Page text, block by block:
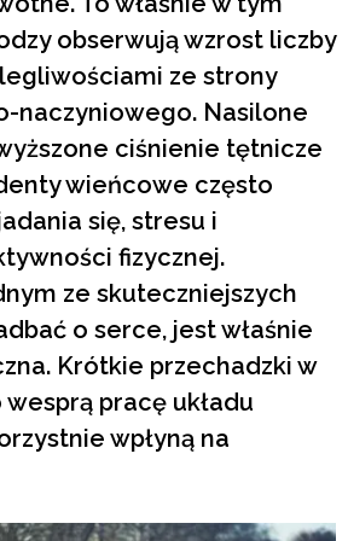
obserwują wzrost liczby
ze strony
naczyniowego. Nasilone
ciśnienie tętnicze
wieńcowe często
się, stresu i
fizycznej.
ze skuteczniejszych
o serce, jest właśnie
Krótkie przechadzki w
pracę układu
wpłyną na